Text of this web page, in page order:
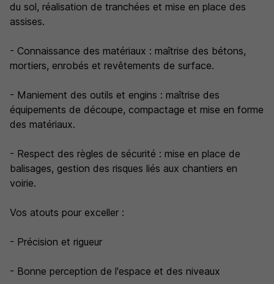
du sol, réalisation de tranchées et mise en place des
assises.
- Connaissance des matériaux : maîtrise des bétons,
mortiers, enrobés et revêtements de surface.
- Maniement des outils et engins : maîtrise des
équipements de découpe, compactage et mise en forme
des matériaux.
- Respect des règles de sécurité : mise en place de
balisages, gestion des risques liés aux chantiers en
voirie.
Vos atouts pour exceller :
- Précision et rigueur
- Bonne perception de l'espace et des niveaux